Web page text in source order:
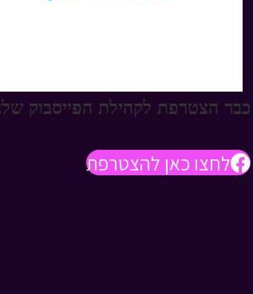
כבר הצטרפת לקהילת הפייסבוק
לחצו כאן להצטרפת